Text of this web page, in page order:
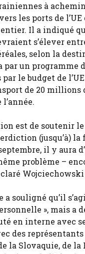
à
les ports de
Il a indiqué
s’élever
selon la
par un programme
par le budget de
de 20 millions
l’année.
est de soutenir
(jusqu’à) la
il y aura
problème –
a souligné qu’il
», mais a
en interne avec
des représentants
la Slovaquie, de la